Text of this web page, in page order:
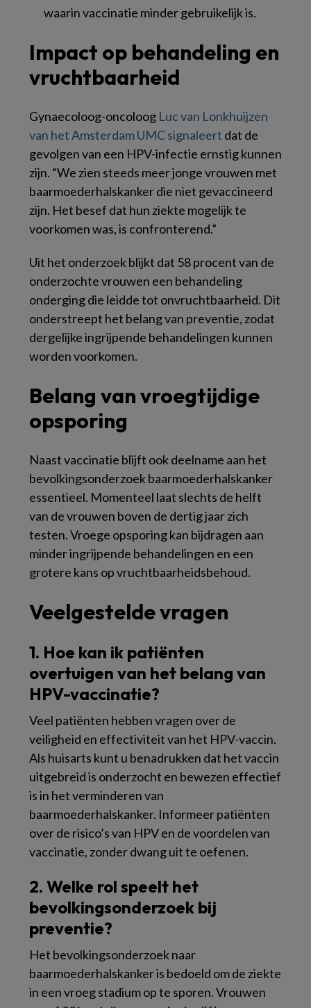
waarin vaccinatie minder gebruikelijk is.
Impact op behandeling en
vruchtbaarheid
Gynaecoloog-oncoloog Luc van Lonkhuijzen
van het Amsterdam UMC signaleert dat de
gevolgen van een HPV-infectie ernstig kunnen
zijn. “We zien steeds meer jonge vrouwen met
baarmoederhalskanker die niet gevaccineerd
zijn. Het besef dat hun ziekte mogelijk te
voorkomen was, is confronterend.”
Uit het onderzoek blijkt dat 58 procent van de
onderzochte vrouwen een behandeling
onderging die leidde tot onvruchtbaarheid. Dit
onderstreept het belang van preventie, zodat
dergelijke ingrijpende behandelingen kunnen
worden voorkomen.
Belang van vroegtijdige
opsporing
Naast vaccinatie blijft ook deelname aan het
bevolkingsonderzoek baarmoederhalskanker
essentieel. Momenteel laat slechts de helft
van de vrouwen boven de dertig jaar zich
testen. Vroege opsporing kan bijdragen aan
minder ingrijpende behandelingen en een
grotere kans op vruchtbaarheidsbehoud.
Veelgestelde vragen
1. Hoe kan ik patiënten
overtuigen van het belang van
HPV-vaccinatie?
Veel patiënten hebben vragen over de
veiligheid en effectiviteit van het HPV-vaccin.
Als huisarts kunt u benadrukken dat het vaccin
uitgebreid is onderzocht en bewezen effectief
is in het verminderen van
baarmoederhalskanker. Informeer patiënten
over de risico’s van HPV en de voordelen van
vaccinatie, zonder dwang uit te oefenen.
2. Welke rol speelt het
bevolkingsonderzoek bij
preventie?
Het bevolkingsonderzoek naar
baarmoederhalskanker is bedoeld om de ziekte
in een vroeg stadium op te sporen. Vrouwen